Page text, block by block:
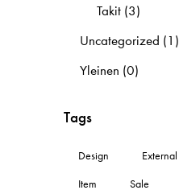
Takit (3)
Uncategorized (1)
Yleinen (0)
Tags
Design External
Item
Sale